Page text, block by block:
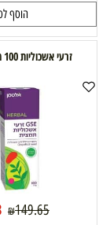
הוסף
זרעי אשכוליות 100 מ"ל אלטמן
₪149.65